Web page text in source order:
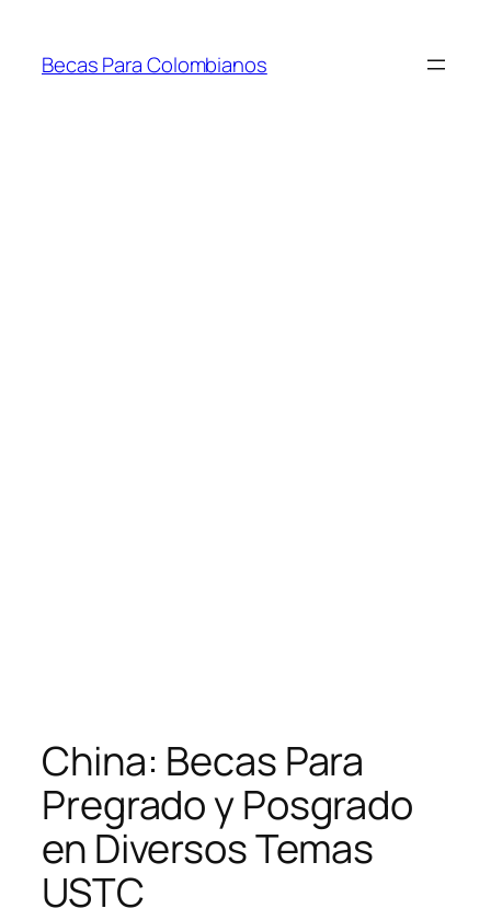
contenido
Becas Para Colombianos
China: Becas Para
Pregrado y Posgrado
en Diversos Temas
USTC